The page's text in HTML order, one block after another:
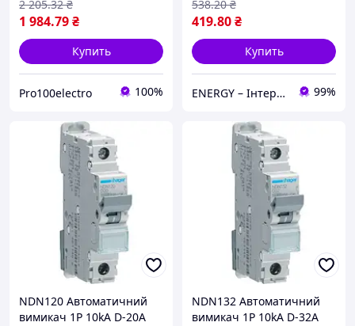
Ампер
1 984.79₴
2 205.32 ₴
Купить
Pro100electro 100%
419.80₴
538.20 ₴
Купить
ENERGY – Інтернет-магазин електротоварів 99%
NDN120 Автоматичний
вимикач 1P 10kA D-20A
NDN132 Автоматичний
вимикач 1P 10kA D-32A